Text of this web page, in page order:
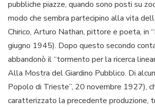
pubbliche piazze, quando sono posti su
modo che sembra partecipino alla vita
Chirico, Arturo Nathan, pittore e poeta, in
giugno 1945). Dopo questo secondo
abbandonò il “tormento per la ricerca
Alla Mostra del Giardino Pubblico. Di
Popolo di Trieste”, 20 novembre 1927),
caratterizzato la precedente produzione,